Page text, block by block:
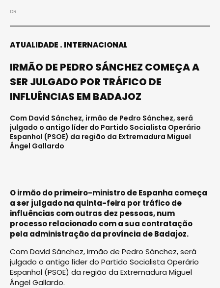
DR
ATUALIDADE INTERNACIONAL
IRMÃO DE PEDRO SÁNCHEZ COMEÇA A
SER JULGADO POR TRÁFICO DE
INFLUÊNCIAS EM BADAJOZ
Com David Sánchez, irmão de Pedro Sánchez, será
julgado o antigo líder do Partido Socialista Operário
Espanhol (PSOE) da região da Extremadura Miguel
Ángel Gallardo
O irmão do primeiro-ministro de Espanha começa
a ser julgado na quinta-feira por tráfico de
influências com outras dez pessoas, num
processo relacionado com a sua contratação
pela administração da província de Badajoz.
Com David Sánchez, irmão de Pedro Sánchez, será
julgado o antigo líder do Partido Socialista Operário
Espanhol (PSOE) da região da Extremadura Miguel
Ángel Gallardo.